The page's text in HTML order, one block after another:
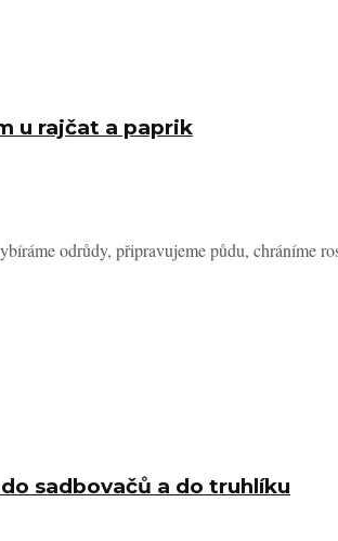
u rajčat a paprik
odrůdy, připravujeme půdu, chráníme
sadbovačů a do truhlíku